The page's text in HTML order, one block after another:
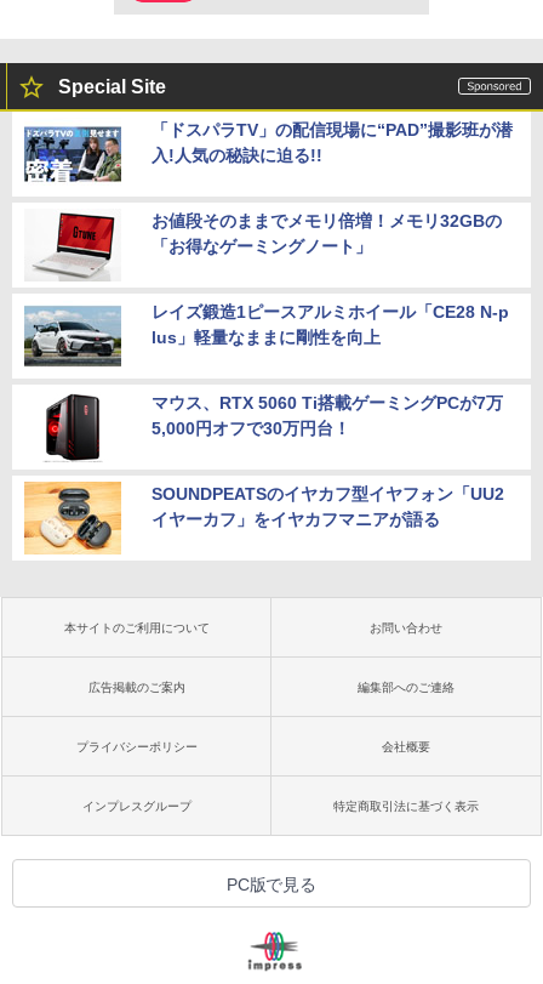
Special Site
「ドスパラTV」の配信現場に“PAD”撮影班が潜
入!人気の秘訣に迫る!!
お値段そのままでメモリ倍増！メモリ32GBの
「お得なゲーミングノート」
レイズ鍛造1ピースアルミホイール「CE28 N-p
lus」軽量なままに剛性を向上
マウス、RTX 5060 Ti搭載ゲーミングPCが7万
5,000円オフで30万円台！
SOUNDPEATSのイヤカフ型イヤフォン「UU2
イヤーカフ」をイヤカフマニアが語る
本サイトのご利用について お問い合わせ
広告掲載のご案内 編集部へのご連絡
プライバシーポリシー 会社概要
インプレスグループ 特定商取引法に基づく表示
PC版で見る